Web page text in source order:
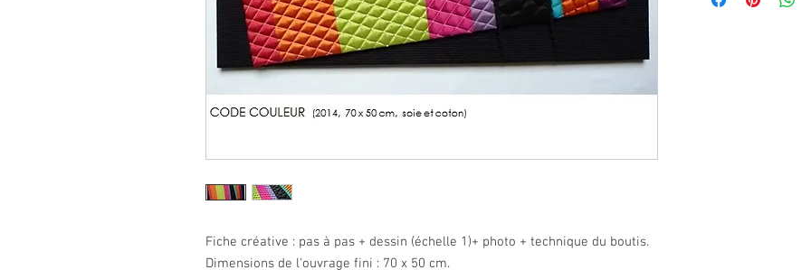
Fiche créative : pas à pas + dessin (échelle 1)+ photo + technique du boutis.
Dimensions de l'ouvrage fini : 70 x 50 cm.